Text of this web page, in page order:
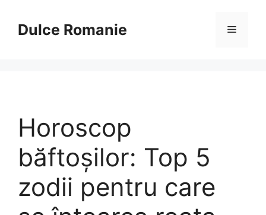
conținutDulce Romanie Meniu
Horoscop
băftoşilor: Top 5
zodii pentru care